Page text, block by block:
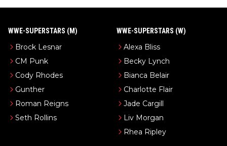
WWE-SUPERSTARS (M)
Brock Lesnar
CM Punk
Cody Rhodes
Gunther
Roman Reigns
Seth Rollins
WWE-SUPERSTARS (W)
Alexa Bliss
Becky Lynch
Bianca Belair
Charlotte Flair
Jade Cargill
Liv Morgan
Rhea Ripley